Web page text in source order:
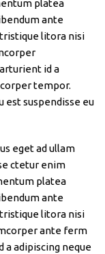
platea
ante
litora nisi
id a
tempor.
est suspendisse eu
eget ad ullam
ctetur enim
platea
ante
litora nisi
ante ferm
a adipiscing neque